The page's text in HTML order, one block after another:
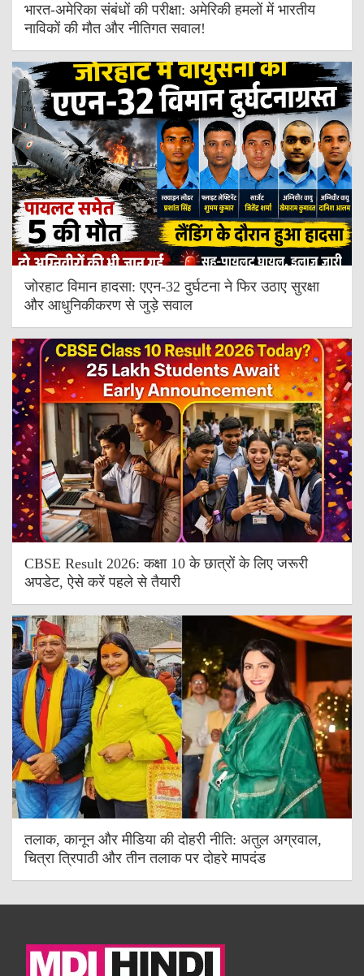
भारत-अमेरिका संबंधों की परीक्षा: अमेरिकी हमलों में भारतीय
नाविकों की मौत और नीतिगत सवाल!
जोरहाट विमान हादसा: एएन-32 दुर्घटना ने फिर उठाए सुरक्षा
और आधुनिकीकरण से जुड़े सवाल
CBSE Result 2026: कक्षा 10 के छात्रों के लिए जरूरी
अपडेट, ऐसे करें पहले से तैयारी
तलाक, कानून और मीडिया की दोहरी नीति: अतुल अग्रवाल,
चित्रा त्रिपाठी और तीन तलाक पर दोहरे मापदंड